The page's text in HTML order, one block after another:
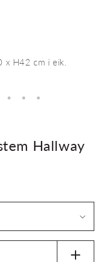
x H42 cm i eik.
Hallway